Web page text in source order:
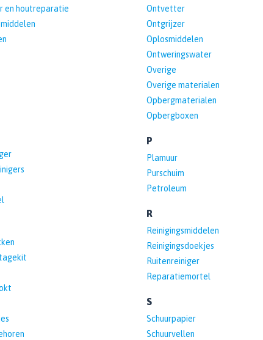
en houtreparatie
Ontvetter
Ontgrijzer
Oplosmiddelen
Ontweringswater
Overige
Overige materialen
Opbergmaterialen
Opbergboxen
P
Plamuur
Purschuim
Petroleum
R
Reinigingsmiddelen
Reinigingsdoekjes
Ruitenreiniger
Reparatiemortel
S
Schuurpapier
Schuurvellen